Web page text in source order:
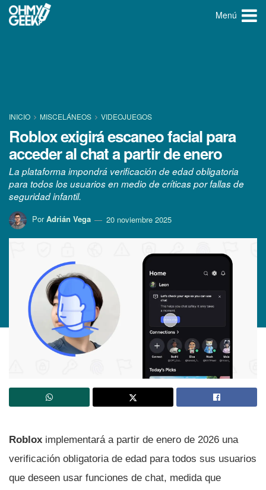
Menú
INICIO MISCELÁNEOS VIDEOJUEGOS
Roblox exigirá escaneo facial para
acceder al chat a partir de enero
La plataforma impondrá verificación de edad obligatoria
para todos los usuarios en medio de críticas por fallas de
seguridad infantil.
Por Adrián Vega 20 noviembre 2025
Roblox implementará a partir de enero de 2026 una
verificación obligatoria de edad para todos sus usuarios
que deseen usar funciones de chat, medida que